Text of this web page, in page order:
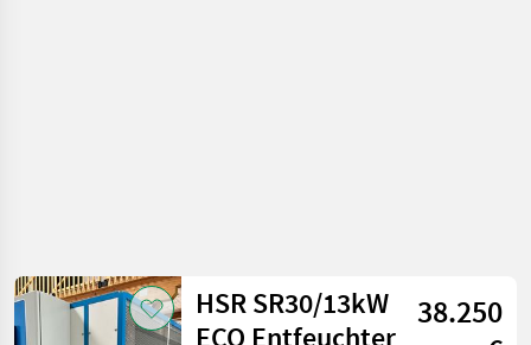
HSR SR30/13kW
ECO Entfeuchter
38.250